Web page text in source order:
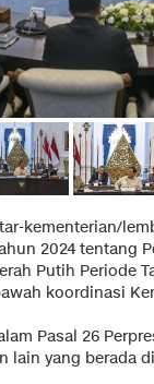
kementerian/
2024 tentang
Putih Periode
koordinasi
Pasal 26
lain yang berada